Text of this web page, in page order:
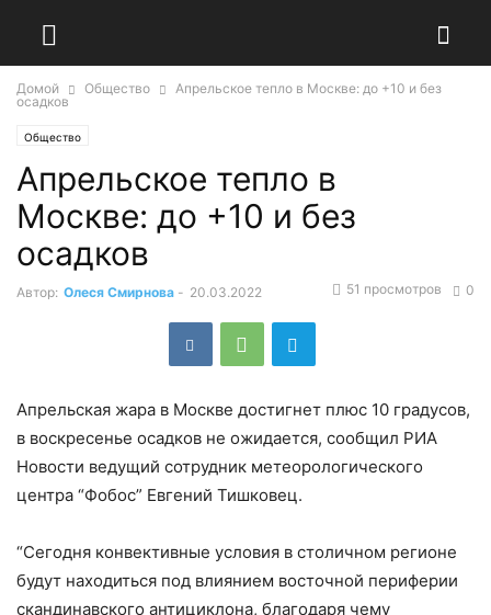
Домой Общество
Апрельское тепло в Москве: до +10 и без
осадков
Общество
Апрельское тепло в
Москве: до +10 и без
осадков
Автор: Олеся Смирнова - 20.03.2022 0
51 просмотров
Апрельская жара в Москве достигнет плюс 10 градусов,
в воскресенье осадков не ожидается, сообщил РИА
Новости ведущий сотрудник метеорологического
центра “Фобос” Евгений Тишковец.
“Сегодня конвективные условия в столичном регионе
будут находиться под влиянием восточной периферии
скандинавского антициклона, благодаря чему